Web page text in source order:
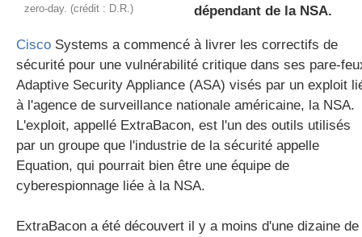
zero-day. (crédit : D.R.)
dépendant de la NSA.
Cisco Systems a commencé à livrer les correctifs de
sécurité pour une vulnérabilité critique dans ses pare-
Adaptive Security Appliance (ASA) visés par un exploit
à l'agence de surveillance nationale américaine, la NSA.
L'exploit, appellé ExtraBacon, est l'un des outils utilisés
par un groupe que l'industrie de la sécurité appelle
Equation, qui pourrait bien être une équipe de
cyberespionnage liée à la NSA.
ExtraBacon a été découvert il y a moins d'une dizaine de